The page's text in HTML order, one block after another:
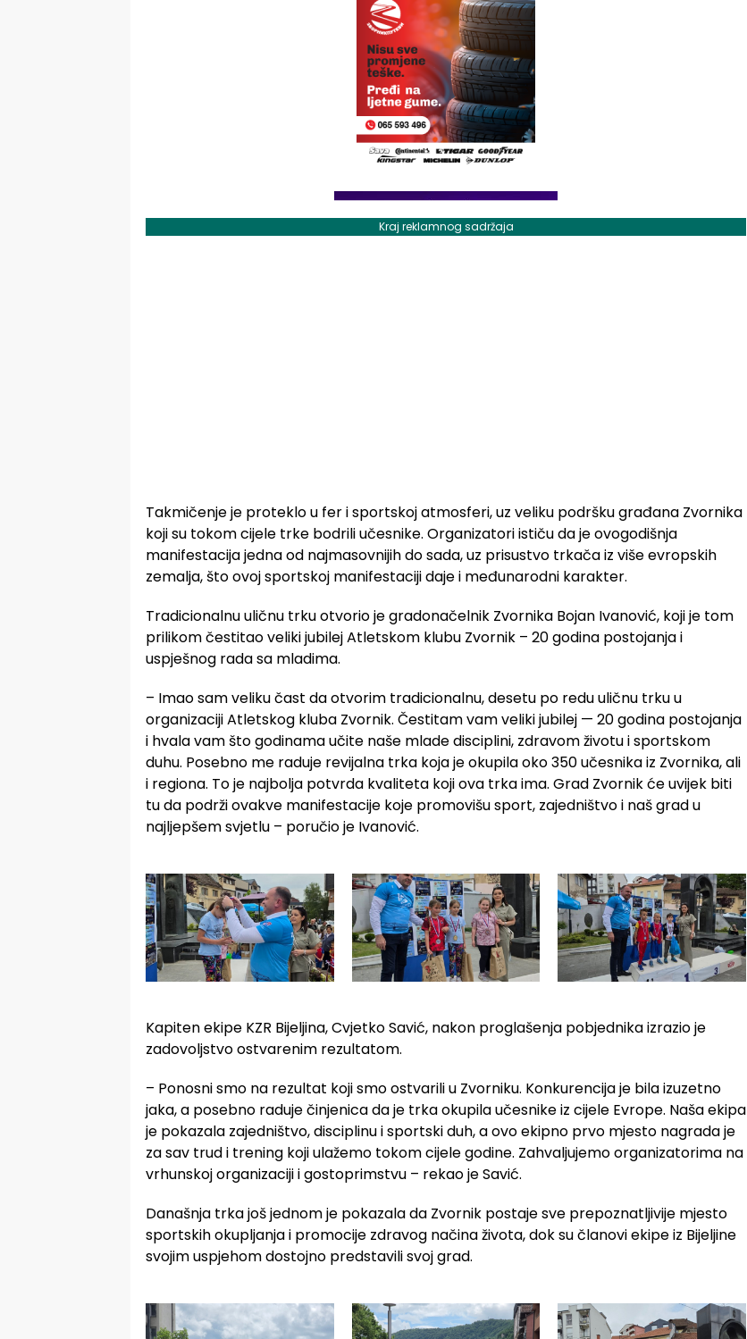
Kraj reklamnog sadržaja
Takmičenje je proteklo u fer i sportskoj atmosferi, uz veliku podršku građana Zvornika
koji su tokom cijele trke bodrili učesnike. Organizatori ističu da je ovogodišnja
manifestacija jedna od najmasovnijih do sada, uz prisustvo trkača iz više evropskih
zemalja, što ovoj sportskoj manifestaciji daje i međunarodni karakter.
Tradicionalnu uličnu trku otvorio je gradonačelnik Zvornika Bojan Ivanović, koji je tom
prilikom čestitao veliki jubilej Atletskom klubu Zvornik – 20 godina postojanja i
uspješnog rada sa mladima.
– Imao sam veliku čast da otvorim tradicionalnu, desetu po redu uličnu trku u
organizaciji Atletskog kluba Zvornik. Čestitam vam veliki jubilej — 20 godina postojanja
i hvala vam što godinama učite naše mlade disciplini, zdravom životu i sportskom
duhu. Posebno me raduje revijalna trka koja je okupila oko 350 učesnika iz Zvornika, ali
i regiona. To je najbolja potvrda kvaliteta koji ova trka ima. Grad Zvornik će uvijek biti
tu da podrži ovakve manifestacije koje promovišu sport, zajedništvo i naš grad u
najljepšem svjetlu – poručio je Ivanović.
Kapiten ekipe KZR Bijeljina, Cvjetko Savić, nakon proglašenja pobjednika izrazio je
zadovoljstvo ostvarenim rezultatom.
– Ponosni smo na rezultat koji smo ostvarili u Zvorniku. Konkurencija je bila izuzetno
jaka, a posebno raduje činjenica da je trka okupila učesnike iz cijele Evrope. Naša ekipa
je pokazala zajedništvo, disciplinu i sportski duh, a ovo ekipno prvo mjesto nagrada je
za sav trud i trening koji ulažemo tokom cijele godine. Zahvaljujemo organizatorima na
vrhunskoj organizaciji i gostoprimstvu – rekao je Savić.
Današnja trka još jednom je pokazala da Zvornik postaje sve prepoznatljivije mjesto
sportskih okupljanja i promocije zdravog načina života, dok su članovi ekipe iz Bijeljine
svojim uspjehom dostojno predstavili svoj grad.